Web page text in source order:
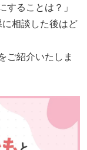
することは？」
に相談した後はど
ご紹介いたしま